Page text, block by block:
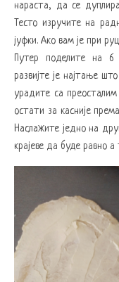
нараста, да се
Тесто изручите на
јуфки. Ако вам је при
Путер поделите на 6
развијте је најтање
урадите са
остати за касније
Наслажите једно на
крајеве да буде равно а